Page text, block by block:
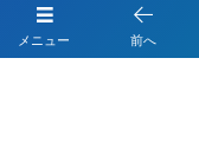
メニュー 前へ